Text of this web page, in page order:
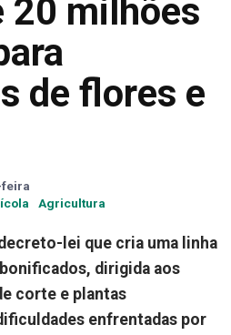
20 milhões
de flores e
feira
Agricultura
lei que cria uma linha
dirigida aos
corte e plantas
enfrentadas por